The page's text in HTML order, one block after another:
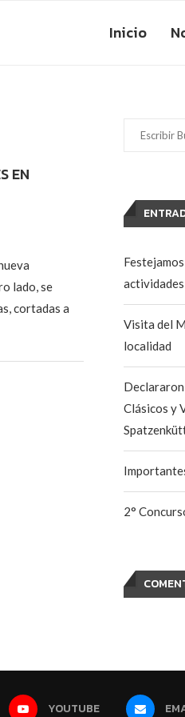
Inicio
EN
lado, se
cortadas a
Visita del
localidad
Clásicos y
2°
YOUTUBE